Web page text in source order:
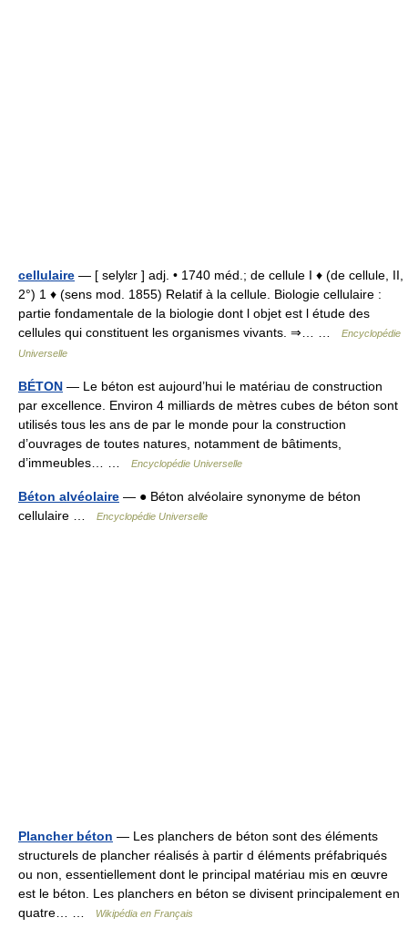
cellulaire — [ selylɛr ] adj. • 1740 méd.; de cellule I ♦ (de cellule, II,
2°) 1 ♦ (sens mod. 1855) Relatif à la cellule. Biologie cellulaire :
partie fondamentale de la biologie dont l objet est l étude des
cellules qui constituent les organismes vivants. ⇒… …
Encyclopédie
Universelle
BÉTON — Le béton est aujourd’hui le matériau de construction
par excellence. Environ 4 milliards de mètres cubes de béton sont
utilisés tous les ans de par le monde pour la construction
d’ouvrages de toutes natures, notamment de bâtiments,
d’immeubles… …
Encyclopédie Universelle
Béton alvéolaire — ● Béton alvéolaire synonyme de béton
cellulaire …
Encyclopédie Universelle
Plancher béton — Les planchers de béton sont des éléments
structurels de plancher réalisés à partir d éléments préfabriqués
ou non, essentiellement dont le principal matériau mis en œuvre
est le béton. Les planchers en béton se divisent principalement en
quatre… …
Wikipédia en Français